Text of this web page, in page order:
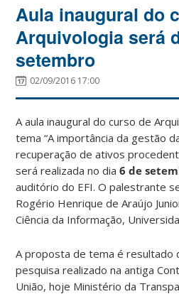
Aula inaugural do
Arquivologia será
setembro
02/09/2016 17:00
A aula inaugural do curso de
tema “A importância da gestão
recuperação de ativos
será realizada no dia6 de
auditório do EFI. O palestrante
Rogério Henrique de Araújo
Ciência da Informação,
A proposta de tema é resultado
pesquisa realizado na antiga
União, hoje Ministério da